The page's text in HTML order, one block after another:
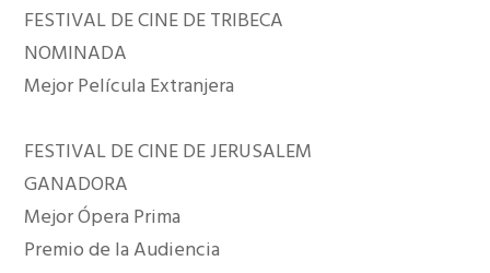
FESTIVAL DE CINE DE TRIBECA
NOMINADA
Mejor Película Extranjera
FESTIVAL DE CINE DE JERUSALEM
GANADORA
Mejor Ópera Prima
Premio de la Audiencia